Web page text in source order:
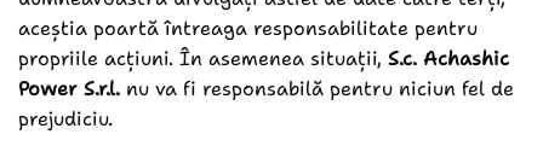
aceștia poartă întreaga responsabilitate pentru
propriile acțiuni. În asemenea situații, S.c. Achashic
Power S.r.l. nu va fi responsabilă pentru niciun fel de
prejudiciu.